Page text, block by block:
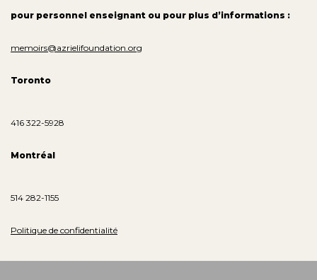
pour personnel enseignant ou pour plus d’informations :
memoirs@azrielifoundation.org
Toronto
416 322-5928
Montréal
514 282-1155
Politique de confidentialité